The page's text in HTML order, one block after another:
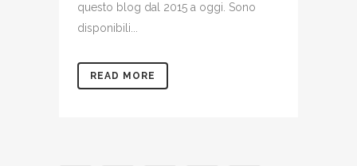
questo blog dal 2015 a oggi. Sono
disponibili...
READ MORE